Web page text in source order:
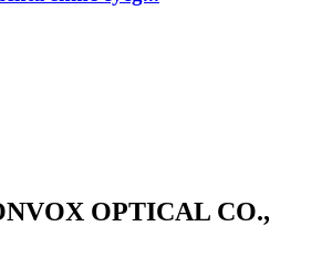
OPTICAL CO.,